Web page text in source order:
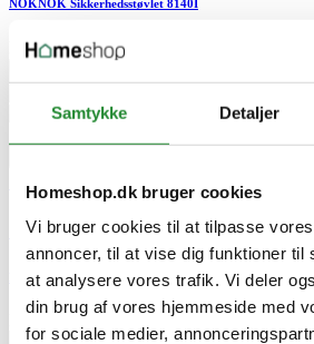
Samtykke Detaljer
Homeshop.dk bruger cookies
Vi bruger cookies til at tilpasse
annoncer, til at vise dig funktioner til
at analysere vores trafik. Vi deler
din brug af vores hjemmeside med
for sociale medier,
NOKNOK Sikkerhedsstøvlet 8140I
DKK 1.045,00
NOKNOK Sikkerhedsstøvlet 8140I
DKK 1.045,00